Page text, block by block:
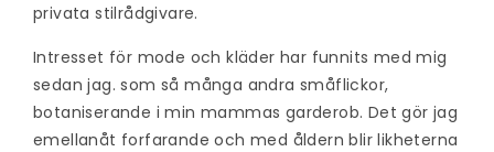
privata stilrådgivare.
Intresset för mode och kläder har funnits med mig
sedan jag. som så många andra småflickor,
botaniserande i min mammas garderob. Det gör jag
emellanåt forfarande och med åldern blir likheterna